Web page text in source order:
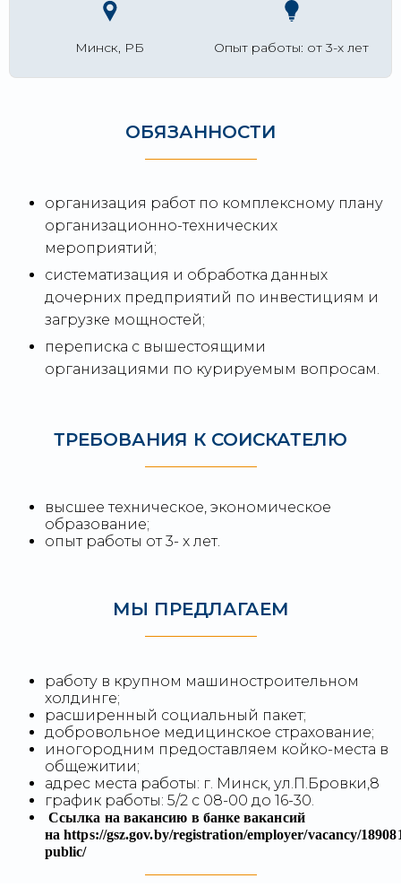
Минск, РБ Опыт работы: от 3-х лет
ОБЯЗАННОСТИ
организация работ по комплексному плану
организационно-технических
мероприятий;
систематизация и обработка данных
дочерних предприятий по инвестициям и
загрузке мощностей;
переписка с вышестоящими
организациями по курируемым вопросам.
ТРЕБОВАНИЯ К СОИСКАТЕЛЮ
высшее техническое, экономическое
образование;
опыт работы от 3- х лет.
МЫ ПРЕДЛАГАЕМ
работу в крупном машиностроительном
холдинге;
расширенный социальный пакет;
добровольное медицинское страхование;
иногородним предоставляем койко-места в
общежитии;
адрес места работы: г. Минск, ул.П.Бровки,8
график работы: 5/2 с 08-00 до 16-30.
Ссылка на вакансию в банке вакансий
на https://gsz.gov.by/registration/employer/vacancy/
public/